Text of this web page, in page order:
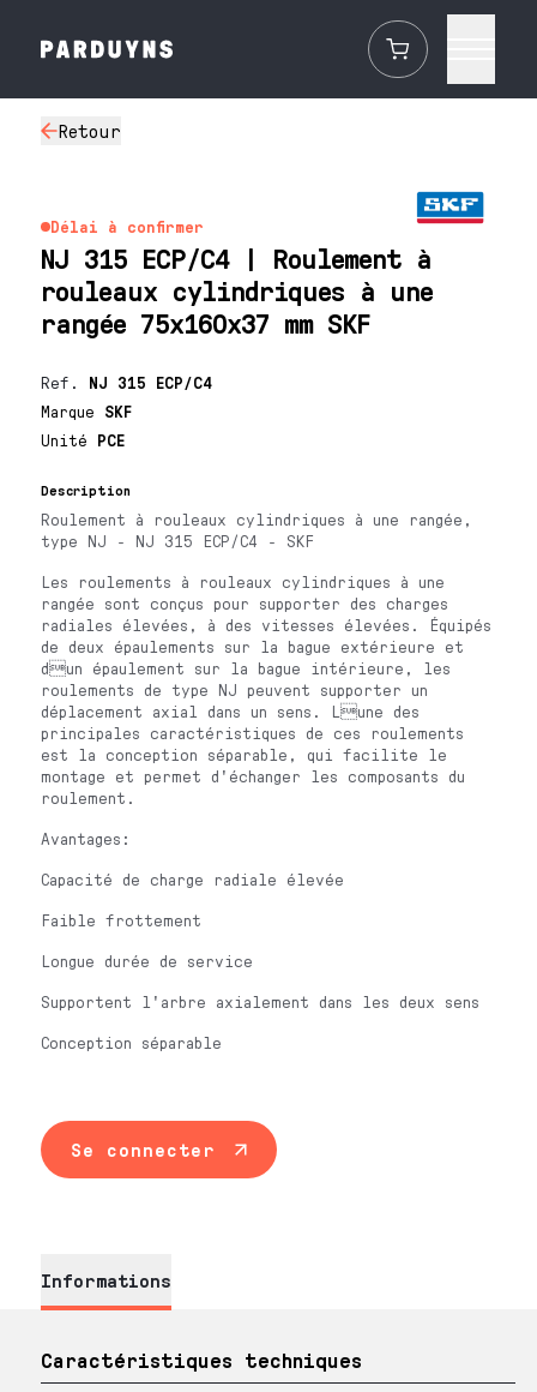
Retour
Délai à confirmer
NJ 315 ECP/C4 | Roulement à
rouleaux cylindriques à une
rangée 75x160x37 mm SKF
Ref. NJ 315 ECP/C4
Marque SKF
Unité PCE
Description
Roulement à rouleaux cylindriques à une rangée,
type NJ - NJ 315 ECP/C4 - SKF
Les roulements à rouleaux cylindriques à une
rangée sont conçus pour supporter des charges
radiales élevées, à des vitesses élevées. Équipés
de deux épaulements sur la bague extérieure et
dun épaulement sur la bague intérieure, les
roulements de type NJ peuvent supporter un
déplacement axial dans un sens. Lune des
principales caractéristiques de ces roulements
est la conception séparable, qui facilite le
montage et permet d'échanger les composants du
roulement.
Avantages:
Capacité de charge radiale élevée
Faible frottement
Longue durée de service
Supportent l'arbre axialement dans les deux sens
Conception séparable
Se connecter
Informations
Caractéristiques techniques